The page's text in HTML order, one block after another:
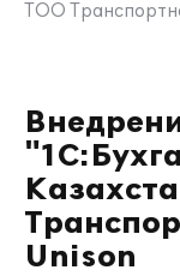
ТОО
Unison